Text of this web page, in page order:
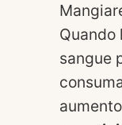
Quando
sangue